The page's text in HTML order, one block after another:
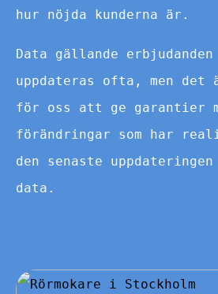
hur nöjda kunderna är.
Data gällande
uppdateras ofta, men
för oss att ge garantier
förändringar som har
den senaste
data.